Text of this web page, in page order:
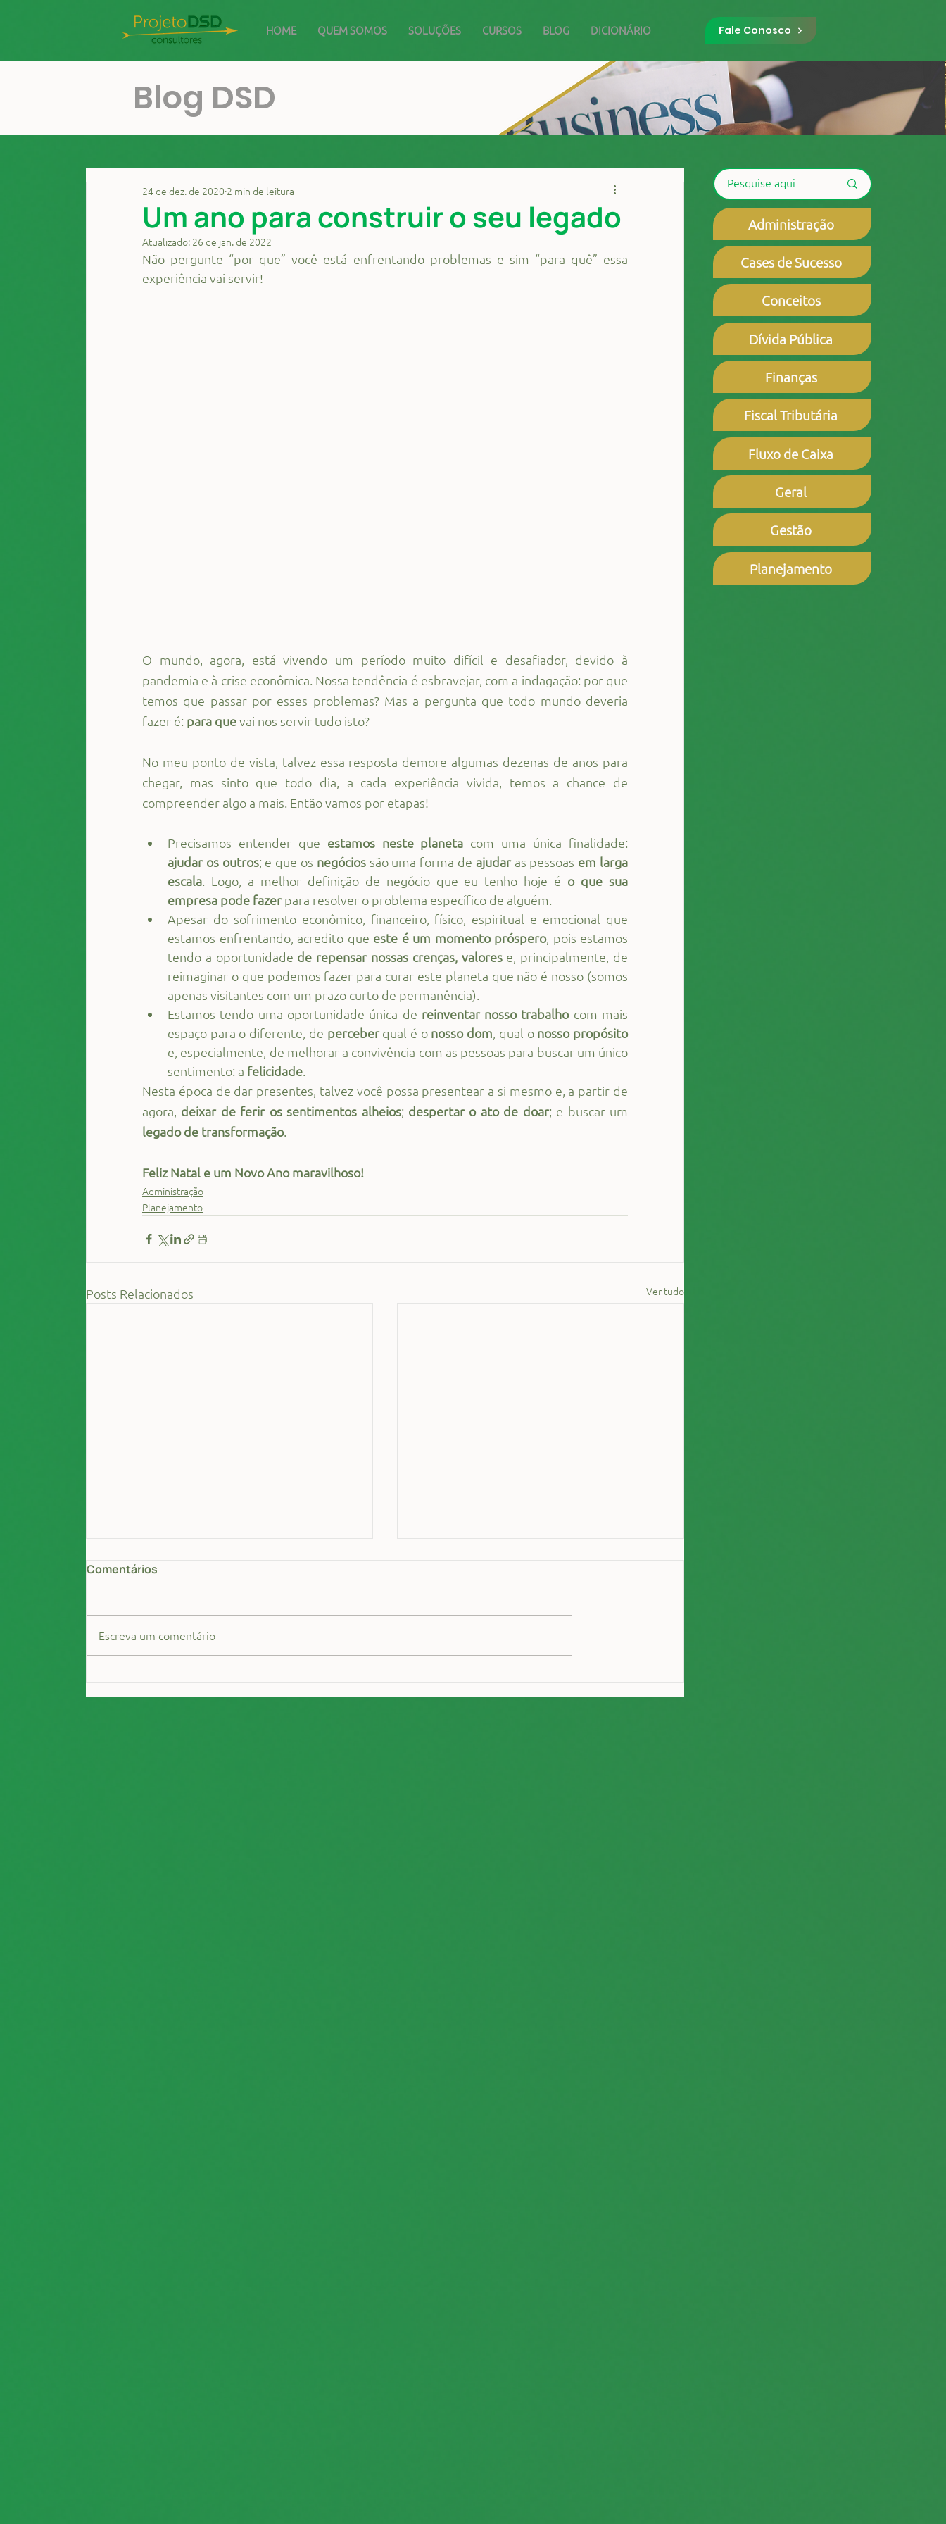
HOME QUEM SOMOS SOLUÇÕES CURSOS BLOG DICIONÁRIO Fale Conosco
Blog DSD
Um ano para construir o seu legado
24 de dez. de 2020 2 min de leitura
Atualizado: 26 de jan. de 2022
Não pergunte “por que” você está enfrentando problemas e sim “para quê” essa
experiência vai servir!
O mundo, agora, está vivendo um período muito difícil e desafiador, devido à
pandemia e à crise econômica. Nossa tendência é esbravejar, com a indagação: por que
temos que passar por esses problemas? Mas a pergunta que todo mundo deveria
fazer é: para que vai nos servir tudo isto?
No meu ponto de vista, talvez essa resposta demore algumas dezenas de anos para
chegar, mas sinto que todo dia, a cada experiência vivida, temos a chance de
compreender algo a mais. Então vamos por etapas!
Precisamos entender que estamos neste planeta
ajudar os outros; e que os negócios são uma forma de ajudar as pessoas em larga
escala. Logo, a melhor definição de negócio que eu tenho hoje é o que sua
empresa pode fazer para resolver o problema específico de alguém.
Apesar do sofrimento econômico, financeiro, físico, espiritual e emocional que
estamos enfrentando, acredito que este é um momento próspero, pois estamos
tendo a oportunidade de repensar nossas crenças, valores e, principalmente, de
reimaginar o que podemos fazer para curar este planeta que não é nosso (somos
apenas visitantes com um prazo curto de permanência).
Estamos tendo uma oportunidade única de reinventar nosso trabalho com mais
espaço para o diferente, de perceber qual é o nosso dom, qual o
nosso propósito
e, especialmente, de melhorar a convivência com as pessoas para buscar um único
sentimento: a felicidade.
Nesta época de dar presentes, talvez você possa presentear a si mesmo e, a partir de
agora, deixar de ferir os sentimentos alheios; despertar o ato de doar
legado de transformação.
Feliz Natal e um Novo Ano maravilhoso!
Administração
Planejamento
Posts Relacionados Ver tudo
Comentários
Escreva um comentário
Administração
Cases de Sucesso
Conceitos
Dívida Pública
Finanças
Fiscal Tributária
Fluxo de Caixa
Geral
Gestão
Planejamento